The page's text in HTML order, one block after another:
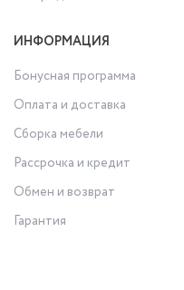
ИНФОРМАЦИЯ
Бонусная программа
Оплата и доставка
Сборка мебели
Рассрочка и кредит
Обмен и возврат
Гарантия